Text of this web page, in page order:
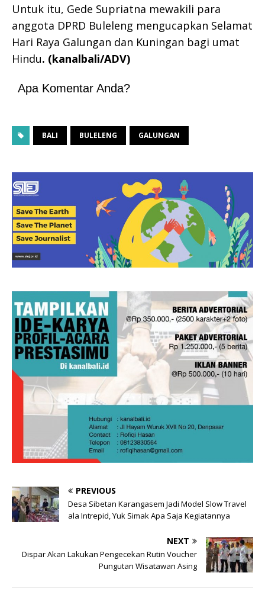
Untuk itu, Gede Supriatna mewakili para
anggota DPRD Buleleng mengucapkan Selamat
Hari Raya Galungan dan Kuningan bagi umat
Hindu. (kanalbali/ADV)
Apa Komentar Anda?
BALI BULELENG GALUNGAN
PREVIOUS
Desa Sibetan Karangasem Jadi Model Slow Travel
ala Intrepid, Yuk Simak Apa Saja Kegiatannya
NEXT
Dispar Akan Lakukan Pengecekan Rutin Voucher
Pungutan Wisatawan Asing